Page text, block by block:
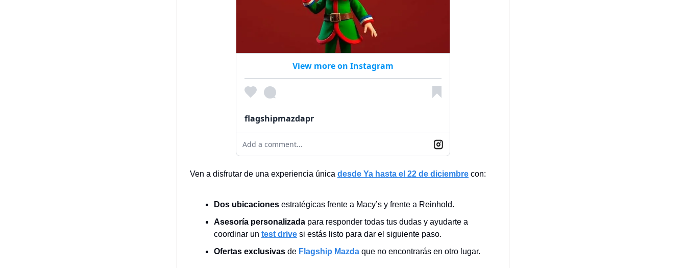
View more on Instagram
flagshipmazdapr
Add a comment...
Ven a disfrutar de una experiencia única desde Ya hasta el 22 de diciembre con:
Dos ubicaciones estratégicas frente a Macy’s y frente a Reinhold.
Asesoría personalizada para responder todas tus dudas y ayudarte a
coordinar un test drive si estás listo para dar el siguiente paso.
Ofertas exclusivas de Flagship Mazda que no encontrarás en otro lugar.